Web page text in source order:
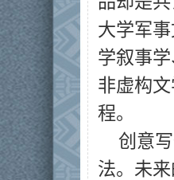
大学军
学叙事
非虚构
程。
创意
法。未